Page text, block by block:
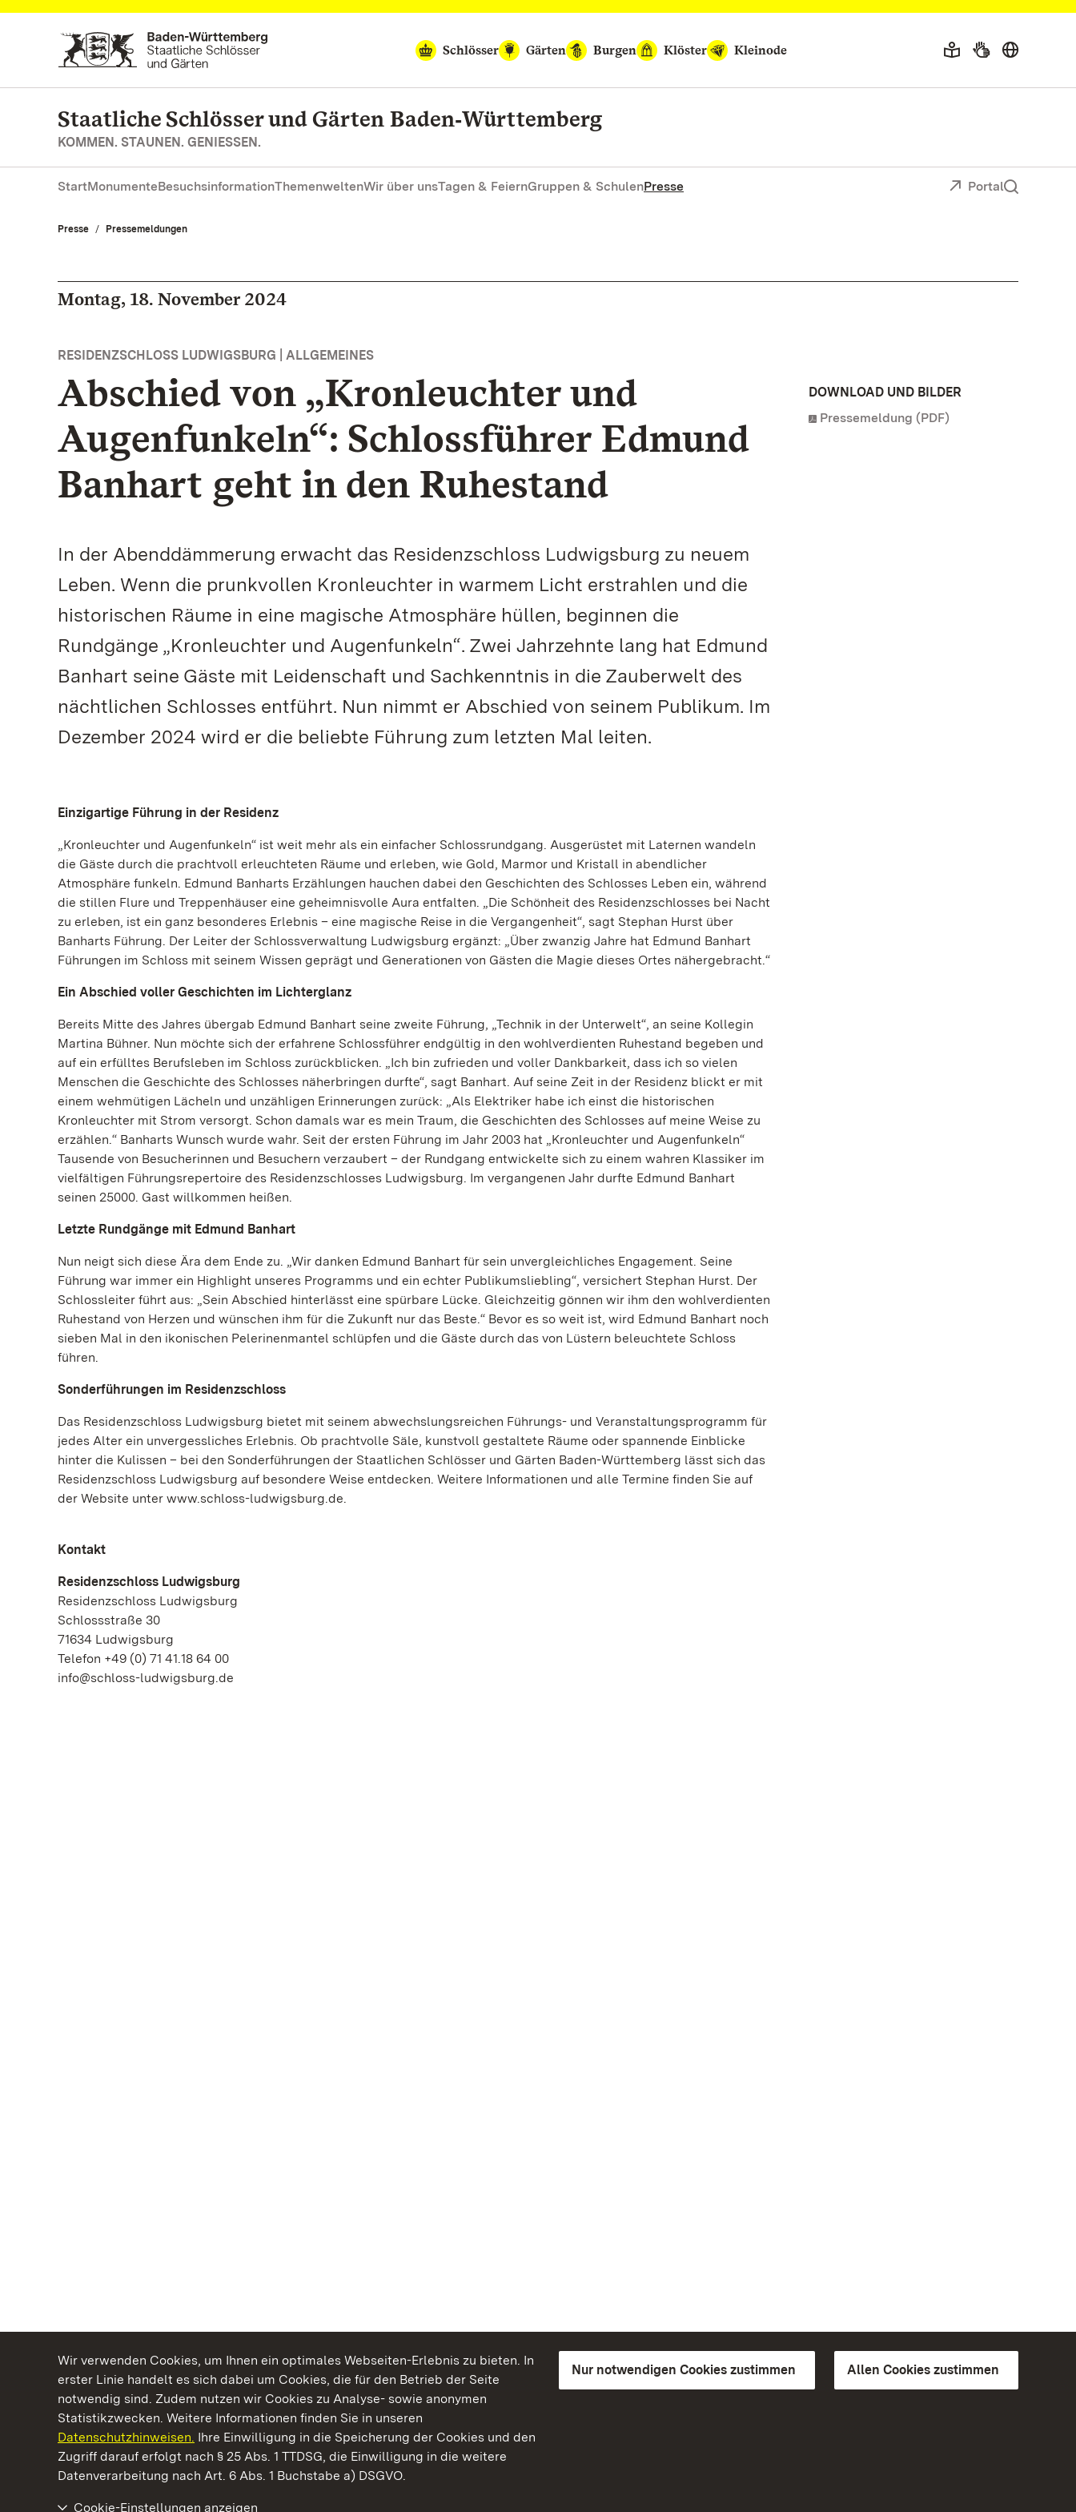
Wir verwenden Cookies, um Ihnen ein optimales Webseiten-Erlebnis zu bieten. In
erster Linie handelt es sich dabei um Cookies, die für den Betrieb der Seite
notwendig sind. Zudem nutzen wir Cookies zu Analyse- sowie anonymen
Statistikzwecken. Weitere Informationen finden Sie in unseren
Datenschutzhinweisen. Ihre Einwilligung in die Speicherung der Cookies und den
Zugriff darauf erfolgt nach § 25 Abs. 1 TTDSG, die Einwilligung in die weitere
Datenverarbeitung nach Art. 6 Abs. 1 Buchstabe a) DSGVO.
Nur notwendigen Cookies zustimmen Allen Cookies zustimmen
Cookie-Einstellungen anzeigen
Zum Hauptinhalt springen
Schlösser
Gärten Burgen Klöster Kleinode
Staatliche Schlösser und Gärten Baden‑Württemberg
KOMMEN. STAUNEN. GENIESSEN.
StartMonumenteBesuchsinformationThemenweltenWir über unsTagen & FeiernGruppen & SchulenPresse Portal
Presse Pressemeldungen
Montag, 18. November 2024
RESIDENZSCHLOSS LUDWIGSBURG | ALLGEMEINES
Abschied von „Kronleuchter und
Augenfunkeln“: Schlossführer Edmund
Banhart geht in den Ruhestand
In der Abenddämmerung erwacht das Residenzschloss Ludwigsburg zu neuem
Leben. Wenn die prunkvollen Kronleuchter in warmem Licht erstrahlen und die
historischen Räume in eine magische Atmosphäre hüllen, beginnen die
Rundgänge „Kronleuchter und Augenfunkeln“. Zwei Jahrzehnte lang hat Edmund
Banhart seine Gäste mit Leidenschaft und Sachkenntnis in die Zauberwelt des
nächtlichen Schlosses entführt. Nun nimmt er Abschied von seinem Publikum. Im
Dezember 2024 wird er die beliebte Führung zum letzten Mal leiten.
Einzigartige Führung in der Residenz
„Kronleuchter und Augenfunkeln“ ist weit mehr als ein einfacher Schlossrundgang. Ausgerüstet mit Laternen wandeln
die Gäste durch die prachtvoll erleuchteten Räume und erleben, wie Gold, Marmor und Kristall in abendlicher
Atmosphäre funkeln. Edmund Banharts Erzählungen hauchen dabei den Geschichten des Schlosses Leben ein, während
die stillen Flure und Treppenhäuser eine geheimnisvolle Aura entfalten. „Die Schönheit des Residenzschlosses bei Nacht
zu erleben, ist ein ganz besonderes Erlebnis – eine magische Reise in die Vergangenheit“, sagt Stephan Hurst über
Banharts Führung. Der Leiter der Schlossverwaltung Ludwigsburg ergänzt: „Über zwanzig Jahre hat Edmund Banhart
Führungen im Schloss mit seinem Wissen geprägt und Generationen von Gästen die Magie dieses Ortes nähergebracht.“
Ein Abschied voller Geschichten im Lichterglanz
Bereits Mitte des Jahres übergab Edmund Banhart seine zweite Führung, „Technik in der Unterwelt“, an seine Kollegin
Martina Bühner. Nun möchte sich der erfahrene Schlossführer endgültig in den wohlverdienten Ruhestand begeben und
auf ein erfülltes Berufsleben im Schloss zurückblicken. „Ich bin zufrieden und voller Dankbarkeit, dass ich so vielen
Menschen die Geschichte des Schlosses näherbringen durfte“, sagt Banhart. Auf seine Zeit in der Residenz blickt er mit
einem wehmütigen Lächeln und unzähligen Erinnerungen zurück: „Als Elektriker habe ich einst die historischen
Kronleuchter mit Strom versorgt. Schon damals war es mein Traum, die Geschichten des Schlosses auf meine Weise zu
erzählen.“ Banharts Wunsch wurde wahr. Seit der ersten Führung im Jahr 2003 hat „Kronleuchter und Augenfunkeln“
Tausende von Besucherinnen und Besuchern verzaubert – der Rundgang entwickelte sich zu einem wahren Klassiker im
vielfältigen Führungsrepertoire des Residenzschlosses Ludwigsburg. Im vergangenen Jahr durfte Edmund Banhart
seinen 25000. Gast willkommen heißen.
Letzte Rundgänge mit Edmund Banhart
Nun neigt sich diese Ära dem Ende zu. „Wir danken Edmund Banhart für sein unvergleichliches Engagement. Seine
Führung war immer ein Highlight unseres Programms und ein echter Publikumsliebling“, versichert Stephan Hurst. Der
Schlossleiter führt aus: „Sein Abschied hinterlässt eine spürbare Lücke. Gleichzeitig gönnen wir ihm den wohlverdienten
Ruhestand von Herzen und wünschen ihm für die Zukunft nur das Beste.“ Bevor es so weit ist, wird Edmund Banhart noch
sieben Mal in den ikonischen Pelerinenmantel schlüpfen und die Gäste durch das von Lüstern beleuchtete Schloss
führen.
Sonderführungen im Residenzschloss
Das Residenzschloss Ludwigsburg bietet mit seinem abwechslungsreichen Führungs- und Veranstaltungsprogramm für
jedes Alter ein unvergessliches Erlebnis. Ob prachtvolle Säle, kunstvoll gestaltete Räume oder spannende Einblicke
hinter die Kulissen – bei den Sonderführungen der Staatlichen Schlösser und Gärten Baden-Württemberg lässt sich das
Residenzschloss Ludwigsburg auf besondere Weise entdecken. Weitere Informationen und alle Termine finden Sie auf
der Website unter www.schloss-ludwigsburg.de.
Kontakt
Residenzschloss Ludwigsburg
Residenzschloss Ludwigsburg
Schlossstraße 30
71634 Ludwigsburg
Telefon +49 (0) 71 41.18 64 00
info@schloss-ludwigsburg.de
DOWNLOAD UND BILDER
Pressemeldung (PDF)
Kommen. Staunen. Genießen.